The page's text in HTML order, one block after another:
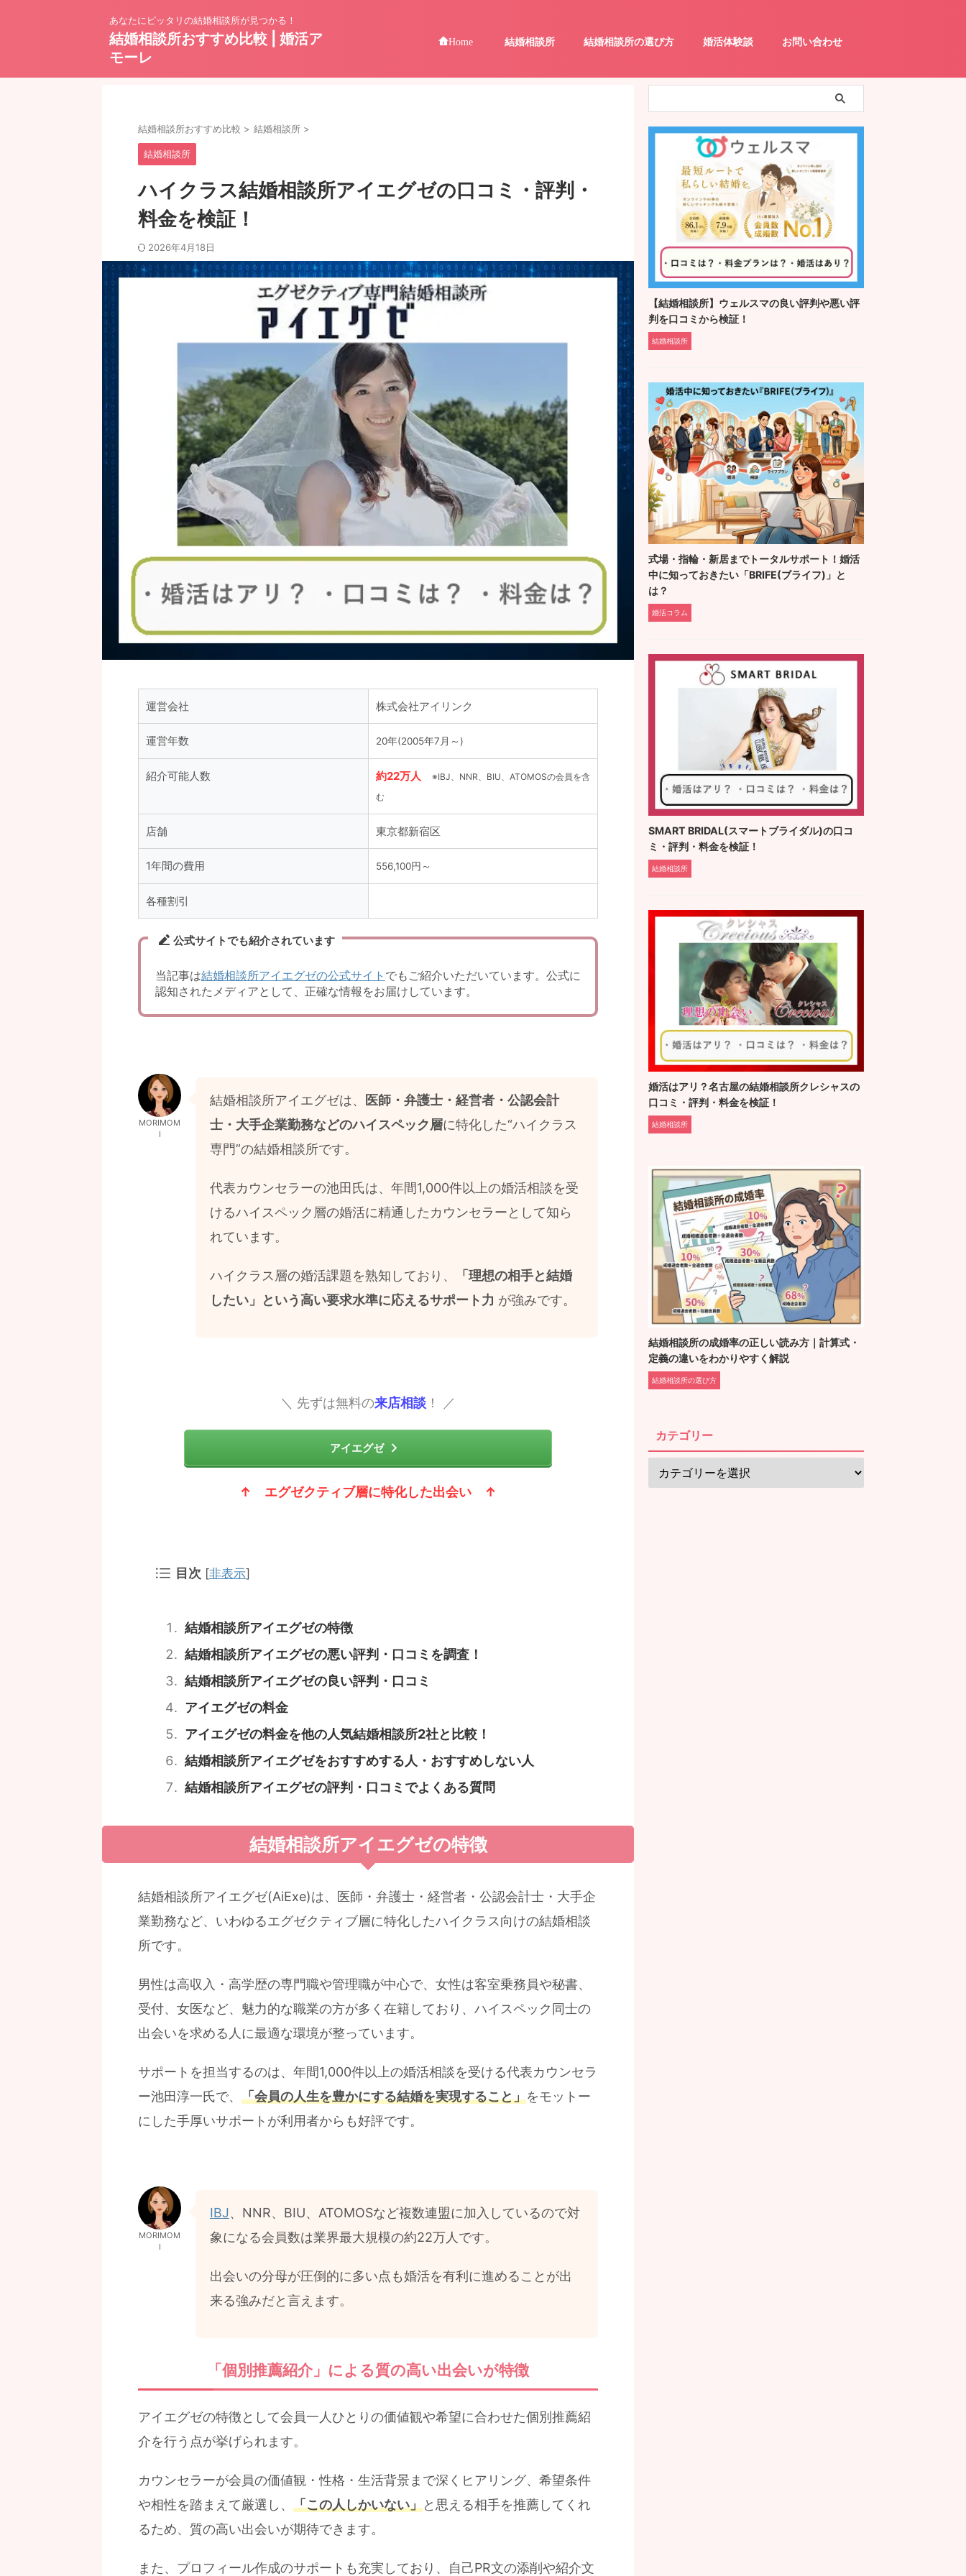
あなたにピッタリの結婚相談所が見つかる！
結婚相談所おすすめ比較 | 婚活ア
モーレ
Home 結婚相談所 結婚相談所の選び方 婚活体験談 お問い合わせ
結婚相談所おすすめ比較 > 結婚相談所 >
結婚相談所
ハイクラス結婚相談所アイエグゼの口コミ・評判・
料金を検証！
2026年4月18日
運営会社 株式会社アイリンク
運営年数 20年(2005年7月～)
紹介可能人数 約22万人
※IBJ、NNR、BIU、ATOMOSの会員を含
む
店舗 東京都新宿区
1年間の費用 556,100円～
各種割引
公式サイトでも紹介されています
当記事は結婚相談所アイエグゼの公式サイト でもご紹介いただいています。公式に
認知されたメディアとして、正確な情報をお届けしています。
MORIMOM
I
結婚相談所アイエグゼは、
医師・弁護士・経営者・公認会計
士・大手企業勤務などのハイスペック層に特化した“ハイクラス
専門”の結婚相談所です。
代表カウンセラーの池田氏は、年間1,000件以上の婚活相談を受
けるハイスペック層の婚活に精通したカウンセラーとして知ら
れています。
ハイクラス層の婚活課題を熟知しており、
「理想の相手と結婚
したい」という高い要求水準に応えるサポート力 が強みです。
＼ 先ずは無料の来店相談 ！ ／
アイエグゼ
↑ エグゼクティブ層に特化した出会い ↑
目次 [非表示]
結婚相談所アイエグゼの特徴
結婚相談所アイエグゼの悪い評判・口コミを調査！
結婚相談所アイエグゼの良い評判・口コミ
アイエグゼの料金
アイエグゼの料金を他の人気結婚相談所2社と比較！
結婚相談所アイエグゼをおすすめする人・おすすめしない人
結婚相談所アイエグゼの評判・口コミでよくある質問
結婚相談所アイエグゼの特徴
結婚相談所アイエグゼ(AiExe)は、医師・弁護士・経営者・公認会計士・大手企
業勤務など、いわゆるエグゼクティブ層に特化したハイクラス向けの結婚相談
所です。
男性は高収入・高学歴の専門職や管理職が中心で、女性は客室乗務員や秘書、
受付、女医など、魅力的な職業の方が多く在籍しており、ハイスペック同士の
出会いを求める人に最適な環境が整っています。
サポートを担当するのは、年間1,000件以上の婚活相談を受ける代表カウンセラ
ー池田淳一氏で、 「会員の人生を豊かにする結婚を実現すること」をモットー
にした手厚いサポートが利用者からも好評です。
MORIMOM
I
IBJ、NNR、BIU、ATOMOSなど複数連盟に加入しているので対
象になる会員数は業界最大規模の約22万人です。
出会いの分母が圧倒的に多い点も婚活を有利に進めることが出
来る強みだと言えます。
「個別推薦紹介」による質の高い出会いが特徴
アイエグゼの特徴として会員一人ひとりの価値観や希望に合わせた個別推薦紹
介を行う点が挙げられます。
カウンセラーが会員の価値観・性格・生活背景まで深くヒアリング、希望条件
や相性を踏まえて厳選し、 「この人しかいない」と思える相手を推薦してくれ
るため、質の高い出会いが期待できます。
また、プロフィール作成のサポートも充実しており、自己PR文の添削や紹介文
【結婚相談所】ウェルスマの良い評判や悪い評
判を口コミから検証！
結婚相談所
式場・指輪・新居までトータルサポート！婚活
中に知っておきたい「BRIFE(ブライフ)」と
は？
婚活コラム
SMART BRIDAL(スマートブライダル)の口コ
ミ・評判・料金を検証！
結婚相談所
婚活はアリ？名古屋の結婚相談所クレシャスの
口コミ・評判・料金を検証！
結婚相談所
結婚相談所の成婚率の正しい読み方｜計算式・
定義の違いをわかりやすく解説
結婚相談所の選び方
カテゴリー